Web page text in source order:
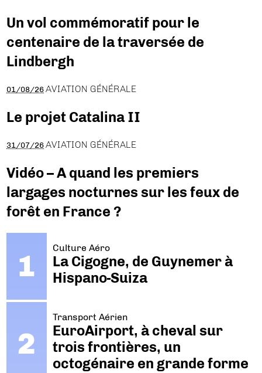
Un vol commémoratif pour le
centenaire de la traversée de
Lindbergh
01/08/26 AVIATION GÉNÉRALE
Le projet Catalina II
31/07/26 AVIATION GÉNÉRALE
Vidéo – A quand les premiers
largages nocturnes sur les feux de
forêt en France ?
Culture Aéro
La Cigogne, de Guynemer à
Hispano-Suiza
Transport Aérien
EuroAirport, à cheval sur
trois frontières, un
octogénaire en grande forme